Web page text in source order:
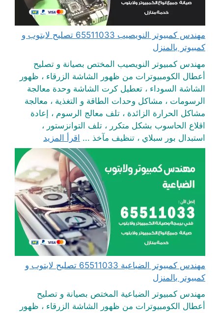
مهندس كمبيوتر النويصيب 65511033 تصليح لابتوب و
كمبيوتر بالمنزل
مهندس كمبيوتر النويصيب المختص بصيانة و تصليح
أعطال الكومبيوترات من ظهور الشاشة الزرقاء ، ظهور
الشاشة السوداء ، تعطيل كرت الشاشة وحدة معالجة
الرسومات ، مشاكل وحدات الطاقة و التغذية ، معالجة
مشاكل الحرارة الزائدة ، تلف معالج الرسوم ، إعادة
اقلاع الحاسوب بشكل متكرر ، تلف التوانزستور ،
استبدال بور سبلاي ، تنظيف مآخذ ... اقرأ المزيد
مهندس كمبيوتر الضباعية 65511033 تصليح لابتوب و
كمبيوتر بالمنزل
مهندس كمبيوتر الضباعية المختص بصيانة و تصليح
أعطال الكومبيوترات من ظهور الشاشة الزرقاء ، ظهور